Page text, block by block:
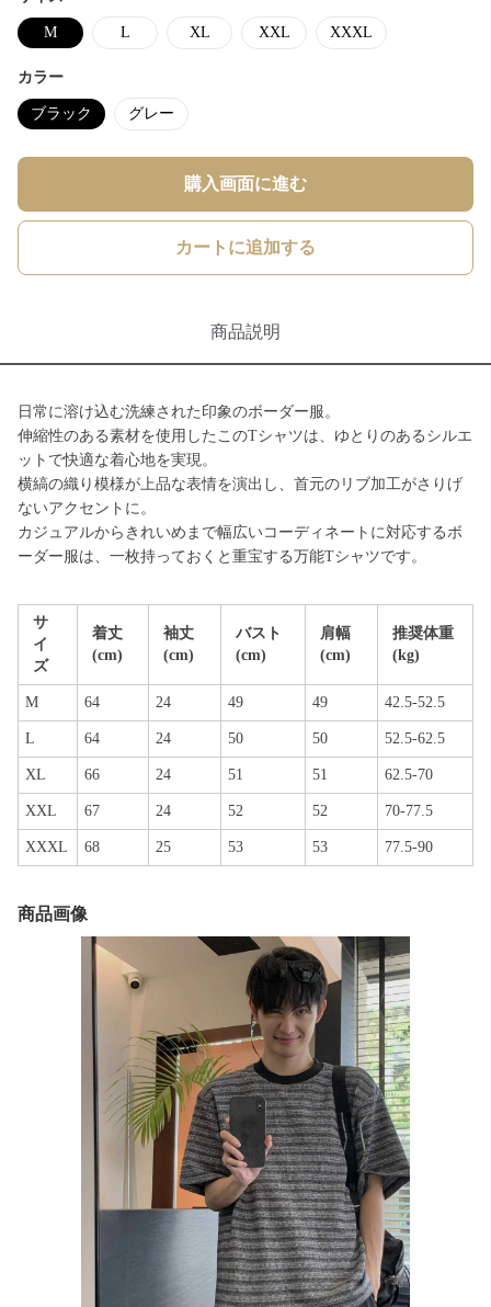
M L XL XXL XXXL
カラー
ブラック グレー
購入画面に進む
カートに追加する
商品説明
日常に溶け込む洗練された印象のボーダー服。
伸縮性のある素材を使用したこのTシャツは、ゆとりのあるシルエ
ットで快適な着心地を実現。
横縞の織り模様が上品な表情を演出し、首元のリブ加工がさりげ
ないアクセントに。
カジュアルからきれいめまで幅広いコーディネートに対応するボ
ーダー服は、一枚持っておくと重宝する万能Tシャツです。
サ
イ
ズ
着丈
(cm)
袖丈
(cm)
バスト
(cm)
肩幅
(cm)
推奨体重
(kg)
M 64 24 49 49 42.5-52.5
L 64 24 50 50 52.5-62.5
XL 66 24 51 51 62.5-70
XXL 67 24 52 52 70-77.5
XXXL 68 25 53 53 77.5-90
商品画像